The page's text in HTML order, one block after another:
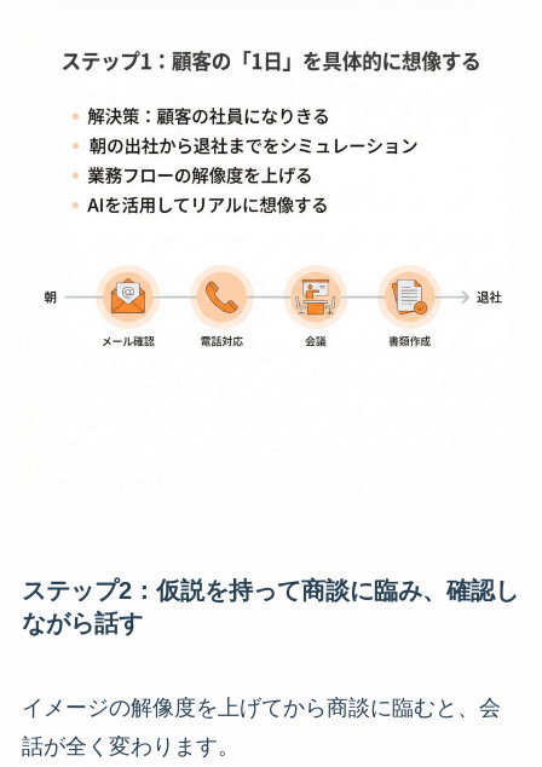
ステップ2：仮説を持って商談に臨み、確認し
ながら話す
イメージの解像度を上げてから商談に臨むと、会
話が全く変わります。